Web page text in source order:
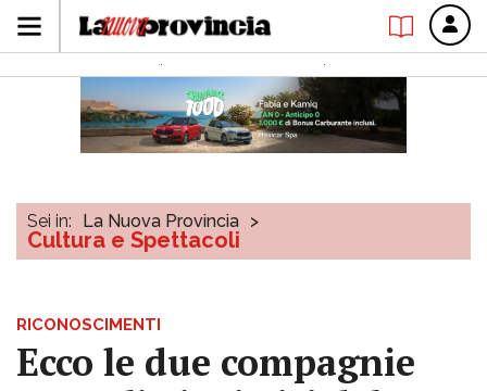
Sei in: La Nuova Provincia >
Cultura e Spettacoli
RICONOSCIMENTI
Ecco le due compagnie